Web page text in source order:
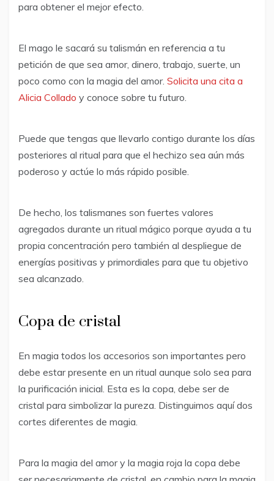
para obtener el mejor efecto.
El mago le sacará su talismán en referencia a tu
petición de que sea amor, dinero, trabajo, suerte, un
poco como con la magia del amor. Solicita una cita a
Alicia Collado y conoce sobre tu futuro.
Puede que tengas que llevarlo contigo durante los días
posteriores al ritual para que el hechizo sea aún más
poderoso y actúe lo más rápido posible.
De hecho, los talismanes son fuertes valores
agregados durante un ritual mágico porque ayuda a tu
propia concentración pero también al despliegue de
energías positivas y primordiales para que tu objetivo
sea alcanzado.
Copa de cristal
En magia todos los accesorios son importantes pero
debe estar presente en un ritual aunque solo sea para
la purificación inicial. Esta es la copa, debe ser de
cristal para simbolizar la pureza. Distinguimos aquí dos
cortes diferentes de magia.
Para la magia del amor y la magia roja la copa debe